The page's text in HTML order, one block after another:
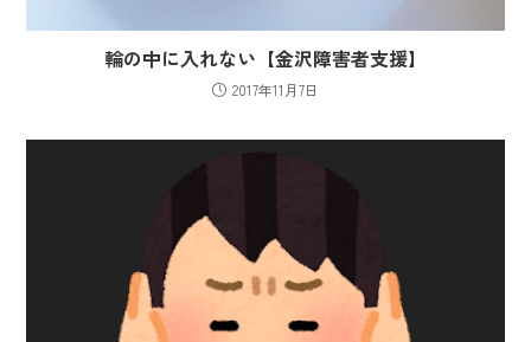
輪の中に入れない【金沢障害者支援】
2017年11月7日